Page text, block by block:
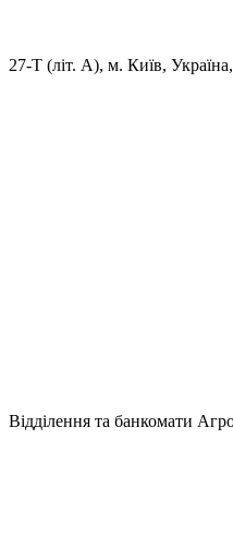
27-Т (літ. А), м. Київ,
Відділення та банкомати